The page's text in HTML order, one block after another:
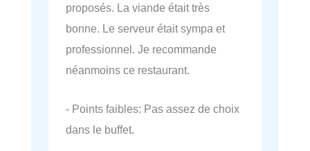
proposés. La viande était très
bonne. Le serveur était sympa et
professionnel. Je recommande
néanmoins ce restaurant.
- Points faibles: Pas assez de choix
dans le buffet.